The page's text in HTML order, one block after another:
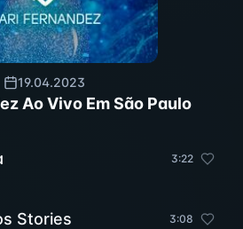
19.04.2023
Ao Vivo Em São Paulo
3:22
Stories 3:08